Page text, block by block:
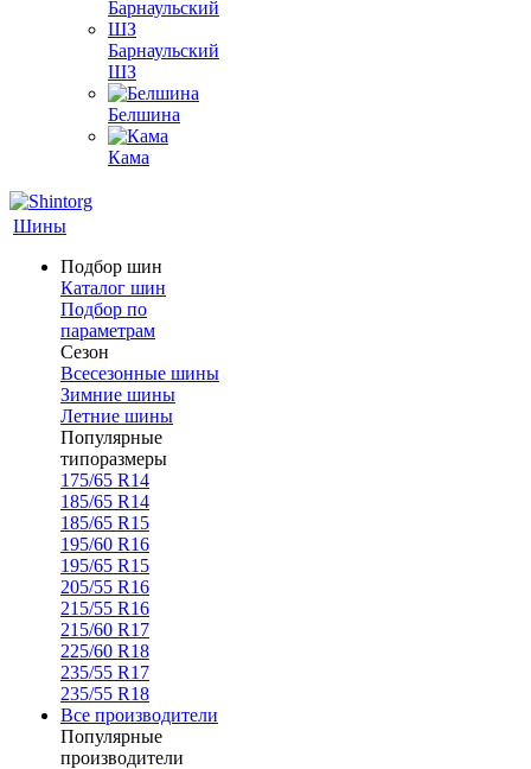
Барнаульский
ШЗ
Белшина
Кама
Шины
Подбор шин
Каталог шин
Подбор по
параметрам
Сезон
Всесезонные шины
Зимние шины
Летние шины
Популярные
типоразмеры
175/65 R14
185/65 R14
185/65 R15
195/60 R16
195/65 R15
205/55 R16
215/55 R16
215/60 R17
225/60 R18
235/55 R17
235/55 R18
Все производители
Популярные
производители